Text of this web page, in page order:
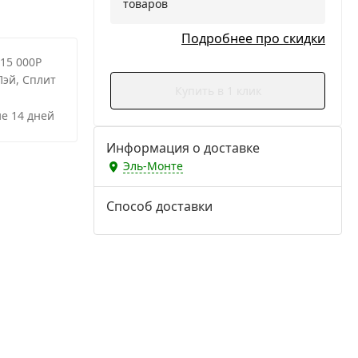
000Р
Сплит
14 дней
товаров
Подробнее про скидки
Информация о доставке
Эль-Монте
Способ доставки